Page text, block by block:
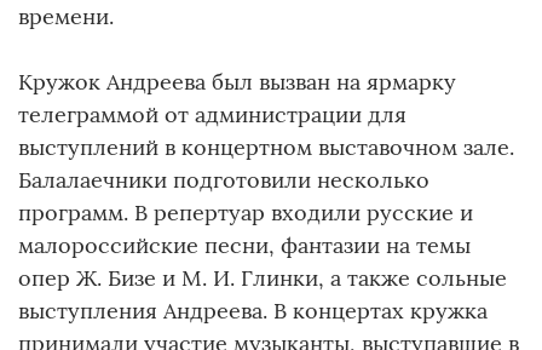
времени.
Кружок Андреева был вызван на ярмарку
телеграммой от администрации для
выступлений в концертном выставочном зале.
Балалаечники подготовили несколько
программ. В репертуар входили русские и
малороссийские песни, фантазии на темы
опер Ж. Бизе и М. И. Глинки, а также сольные
выступления Андреева. В концертах кружка
принимали участие музыканты, выступавшие в